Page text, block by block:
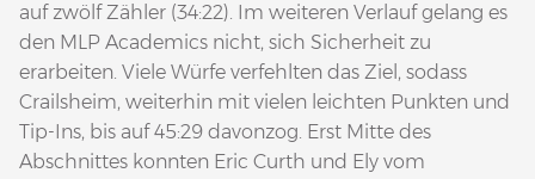
auf zwölf Zähler (34:22). Im weiteren Verlauf gelang es
den MLP Academics nicht, sich Sicherheit zu
erarbeiten. Viele Würfe verfehlten das Ziel, sodass
Crailsheim, weiterhin mit vielen leichten Punkten und
Tip-Ins, bis auf 45:29 davonzog. Erst Mitte des
Abschnittes konnten Eric Curth und Ely vom